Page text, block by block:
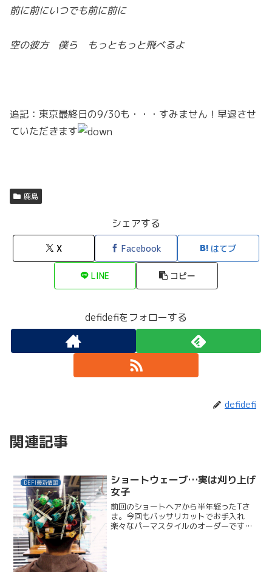
前に前にいつでも前に前に
空の彼方 僕ら もっともっと飛べるよ
追記：東京最終日の9/30も・・・すみません！早退させ
ていただきます
鹿島
シェアする
X Facebook はてブ
LINE コピー
defidefiをフォローする
defidefi
関連記事
DEFI最新情報
ショートウェーブ…実は刈り上げ
女子
前回のショートヘアから半年経ったTさ
ま。今回もバッサリカットでお手入れ
楽々なパーマスタイルのオーダーです。